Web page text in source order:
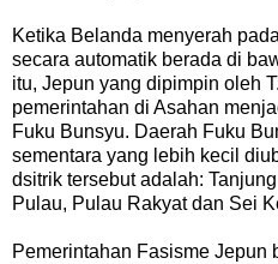
Ketika Belanda menyerah
secara automatik berada di
itu, Jepun yang dipimpin oleh
pemerintahan di Asahan
Fuku Bunsyu. Daerah Fuku
sementara yang lebih kecil
dsitrik tersebut adalah:
Pulau, Pulau Rakyat dan Sei
Pemerintahan Fasisme Jepun